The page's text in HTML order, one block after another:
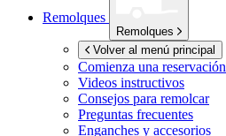
Remolques
Remolques
Volver al menú principal
Comienza una reservación
Videos instructivos
Consejos para remolcar
Preguntas frecuentes
Enganches y accesorios